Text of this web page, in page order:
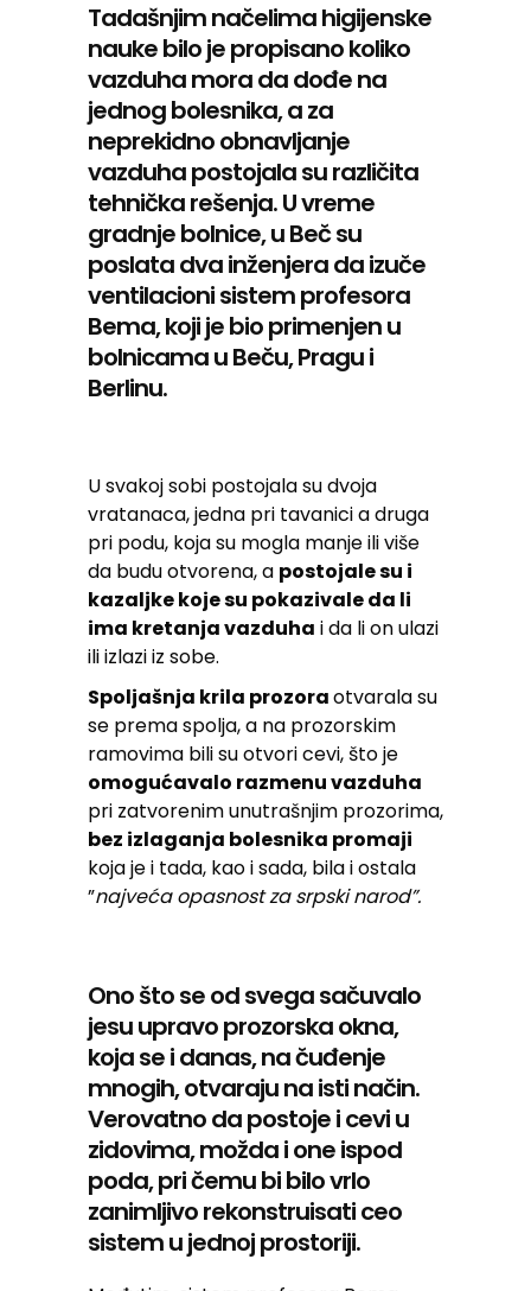
Tadašnjim načelima higijenske
nauke bilo je propisano koliko
vazduha mora da dođe na
jednog bolesnika, a za
neprekidno obnavljanje
vazduha postojala su različita
tehnička rešenja. U vreme
gradnje bolnice, u Beč su
poslata dva inženjera da izuče
ventilacioni sistem profesora
Bema, koji je bio primenjen u
bolnicama u Beču, Pragu i
Berlinu.
U svakoj sobi postojala su dvoja
vratanaca, jedna pri tavanici a druga
pri podu, koja su mogla manje ili više
da budu otvorena, a postojale su i
kazaljke koje su pokazivale da li
ima kretanja vazduha i da li on ulazi
ili izlazi iz sobe.
Spoljašnja krila prozoraotvarala su
se prema spolja, a na prozorskim
ramovima bili su otvori cevi, što je
omogućavalo razmenu vazduha
pri zatvorenim unutrašnjim prozorima,
bez izlaganja bolesnika promaji
koja je i tada, kao i sada, bila i ostala
”najveća opasnost za srpski narod”.
Ono što se od svega sačuvalo
jesu upravo prozorska okna,
koja se i danas, na čuđenje
mnogih, otvaraju na isti način.
Verovatno da postoje i cevi u
zidovima, možda i one ispod
poda, pri čemu bi bilo vrlo
zanimljivo rekonstruisati ceo
sistem u jednoj prostoriji.